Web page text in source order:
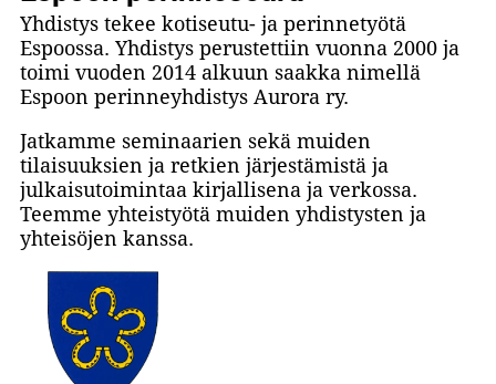
Yhdistys tekee kotiseutu- ja perinnetyötä
Espoossa. Yhdistys perustettiin vuonna 2000 ja
toimi vuoden 2014 alkuun saakka nimellä
Espoon perinneyhdistys Aurora ry.
Jatkamme seminaarien sekä muiden
tilaisuuksien ja retkien järjestämistä ja
julkaisutoimintaa kirjallisena ja verkossa.
Teemme yhteistyötä muiden yhdistysten ja
yhteisöjen kanssa.